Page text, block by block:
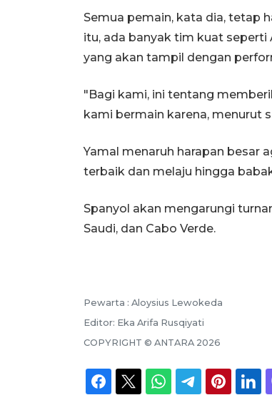
Semua pemain, kata dia, tetap
itu, ada banyak tim kuat seperti
yang akan tampil dengan
"Bagi kami, ini tentang
kami bermain karena, menurut
Yamal menaruh harapan besar
terbaik dan melaju hingga
Spanyol akan mengarungi
Saudi, dan Cabo Verde.
Pewarta : Aloysius Lewokeda
Editor: Eka Arifa Rusqiyati
COPYRIGHT © ANTARA 2026